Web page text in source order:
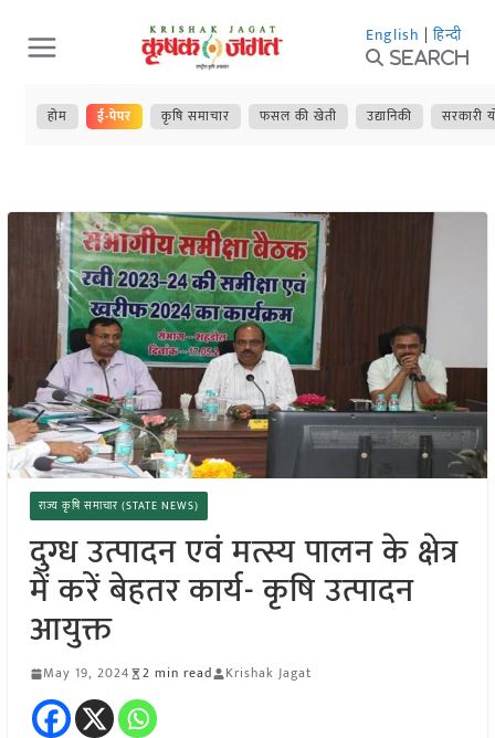
Skip
to
content
English | हिन्दी
Search
होम ई-पेपर कृषि समाचार फसल की खेती उद्यानिकी सरकारी
राज्य कृषि समाचार (STATE NEWS)
दुग्ध उत्पादन एवं मत्स्य पालन के क्षेत्र
में करें बेहतर कार्य- कृषि उत्पादन
आयुक्त
May 19, 2024 2 min read Krishak Jagat